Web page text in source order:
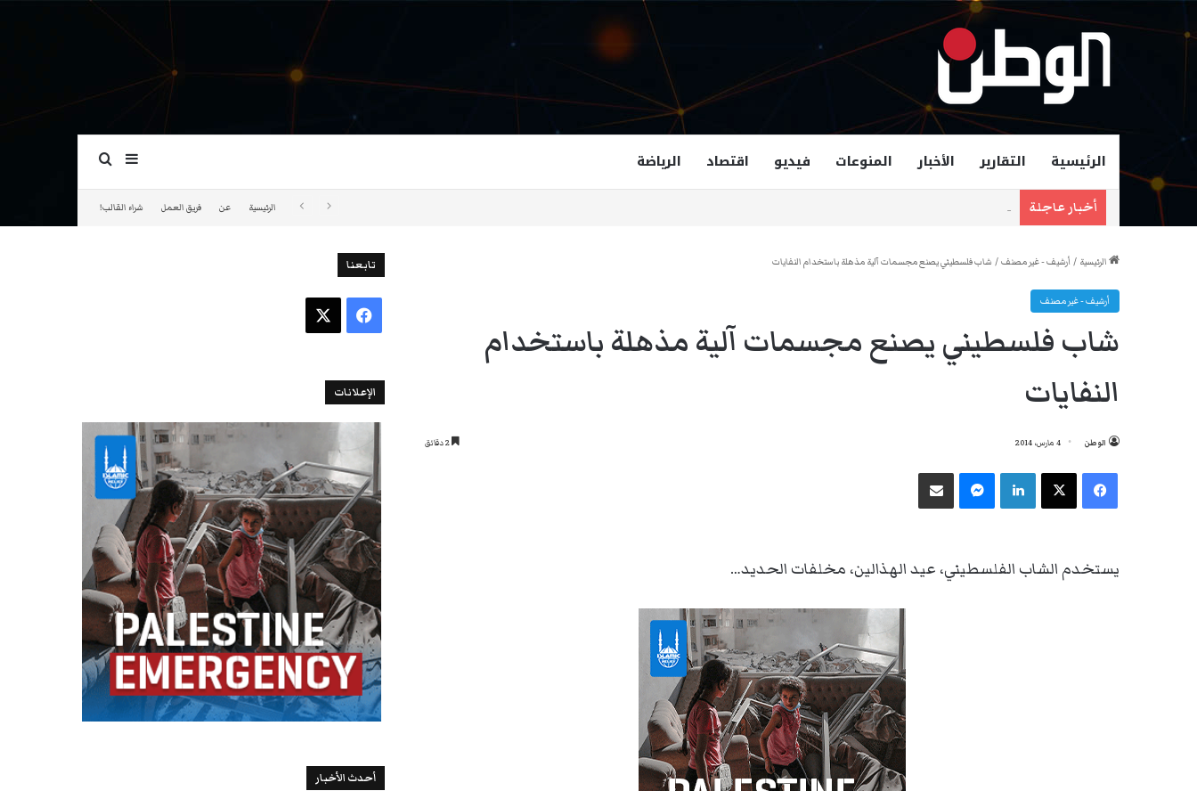
الرئيسية التقارير الأخبار المنوعات فيديو اقتصاد الرياضة إضافة عمود جانبي
بحث عن
أخبار عاجلة زهران ممداني عمدة لمدينة نيويورك وغزالة هاشمي أول مسلمة نائبة لحاكم فرجينيا الرئيسية عن فريق العمل شراء القالب!
الرئيسية / أرشيف - غير مصنف/ شاب فلسطيني يصنع مجسمات آلية مذهلة باستخدام النفايات
أرشيف - غير مصنف
شاب فلسطيني يصنع مجسمات آلية مذهلة باستخدام
النفايات
الوطن 4 مارس، 2014
فيسبوك ‫X لينكدإن ماسنجر مشاركة عبر البريد
يستخدم الشاب الفلسطيني، عيد الهذالين، مخلفات الحديد…
تابعنا
فيسبوك
الإعلانات
أحدث الأخبار